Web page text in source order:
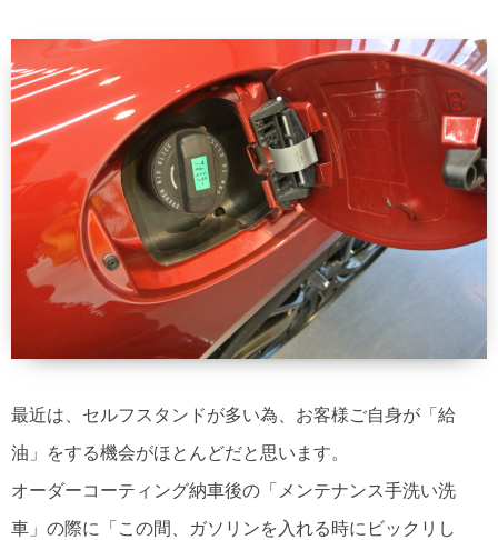
最近は、セルフスタンドが多い為、お客様ご自身が「給
油」をする機会がほとんどだと思います。
オーダーコーティング納車後の「メンテナンス手洗い洗
車」の際に「この間、ガソリンを入れる時にビックリし